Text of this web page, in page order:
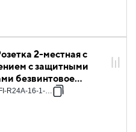
2-местная с
с защитными
безвинтовое
16А РСш12-1-А-
FI-R24A-16-1-K88